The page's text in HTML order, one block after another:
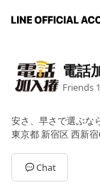
電話
Friends
安さ、早さで選ぶな
東京都 新宿区 西新
Chat